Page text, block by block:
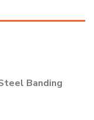
Banding